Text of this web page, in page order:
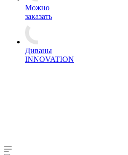
Можно
заказать
Диваны
INNOVATION